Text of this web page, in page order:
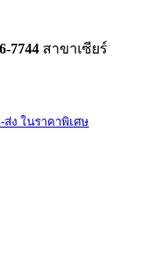
7744 สาขาเซียร์
ง ในราคาพิเศษ